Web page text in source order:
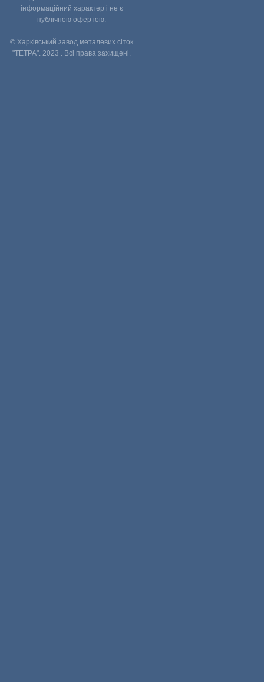
інформаційний характер і не є
публічною офертою.
© Харківський завод металевих сіток
"ТЕТРА". 2023 . Всі права захищені.